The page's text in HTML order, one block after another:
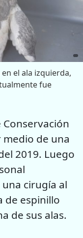
el ala izquierda,
fue
Conservación
medio de una
2019. Luego
cirugía al
de espinillo
de sus alas.